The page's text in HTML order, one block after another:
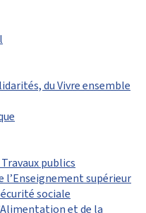
du Vivre ensemble
publics
l’Enseignement supérieur
sociale
et de la